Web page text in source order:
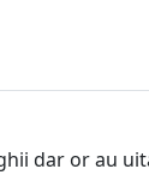
dar or au